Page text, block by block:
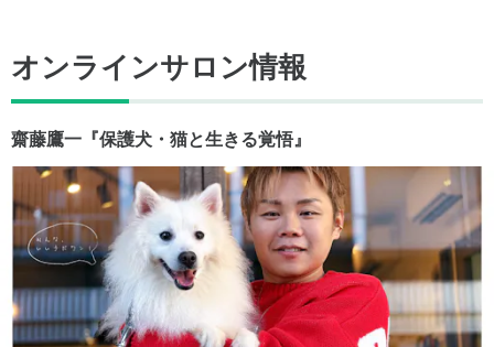
オンラインサロン情報
齋藤鷹一『保護犬・猫と生きる覚悟』